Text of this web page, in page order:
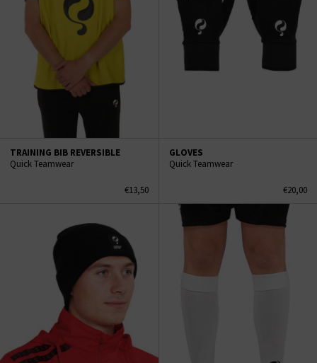
TRAINING BIB REVERSIBLE
Quick Teamwear
€13,50
GLOVES
Quick Teamwear
€20,00